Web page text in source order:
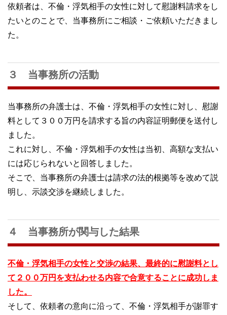
依頼者は、不倫・浮気相手の女性に対して慰謝料請求をし
たいとのことで、当事務所にご相談・ご依頼いただきまし
た。
３ 当事務所の活動
当事務所の弁護士は、不倫・浮気相手の女性に対し、慰謝
料として３００万円を請求する旨の内容証明郵便を送付し
ました。
これに対し、不倫・浮気相手の女性は当初、高額な支払い
には応じられないと回答しました。
そこで、当事務所の弁護士は請求の法的根拠等を改めて説
明し、示談交渉を継続しました。
４ 当事務所が関与した結果
不倫・浮気相手の女性と交渉の結果、最終的に慰謝料とし
て２００万円を支払わせる内容で合意することに成功しま
した。
そして、依頼者の意向に沿って、不倫・浮気相手が謝罪す